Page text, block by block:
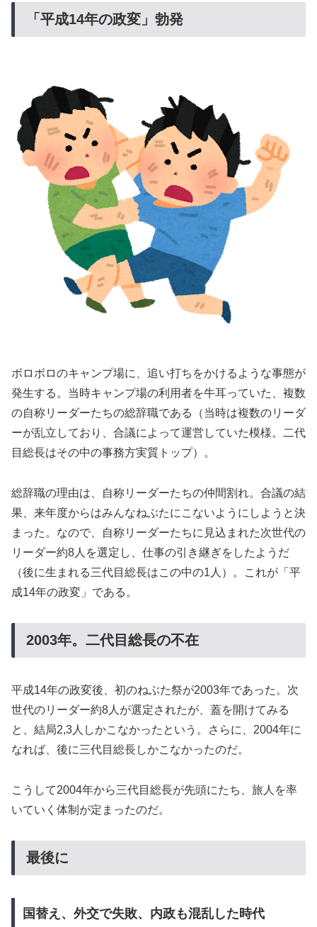
「平成14年の政変」勃発
ボロボロのキャンプ場に、追い打ちをかけるような事態が
発生する。当時キャンプ場の利用者を牛耳っていた、複数
の自称リーダーたちの総辞職である（当時は複数のリーダ
ーが乱立しており、合議によって運営していた模様。二代
目総長はその中の事務方実質トップ）。
総辞職の理由は、自称リーダーたちの仲間割れ。合議の結
果、来年度からはみんなねぶたにこないようにしようと決
まった。なので、自称リーダーたちに見込まれた次世代の
リーダー約8人を選定し、仕事の引き継ぎをしたようだ
（後に生まれる三代目総長はこの中の1人）。これが「平
成14年の政変」である。
2003年。二代目総長の不在
平成14年の政変後、初のねぶた祭が2003年であった。次
世代のリーダー約8人が選定されたが、蓋を開けてみる
と、結局2,3人しかこなかったという。さらに、2004年に
なれば、後に三代目総長しかこなかったのだ。
こうして2004年から三代目総長が先頭にたち、旅人を率
いていく体制が定まったのだ。
最後に
国替え、外交で失敗、内政も混乱した時代